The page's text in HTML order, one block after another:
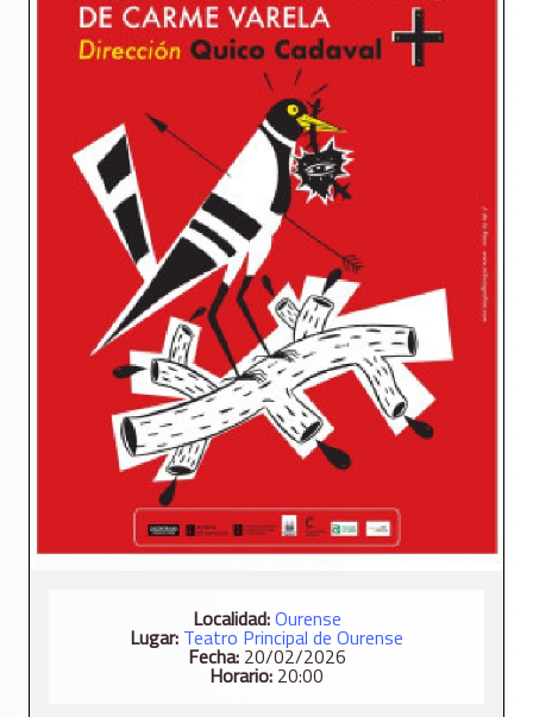
Localidad:Ourense
Lugar: Teatro Principal de Ourense
Fecha:20/02/2026
Horario: 20:00